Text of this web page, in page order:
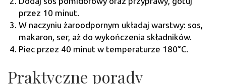
przez 10 minut.
W naczyniu żaroodpornym układaj warstwy: sos,
makaron, ser, aż do wykończenia składników.
Piec przez 40 minut w temperaturze 180°C.
Praktyczne porady